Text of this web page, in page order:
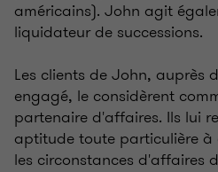
américains). John agit
liquidateur de successions.
Les clients de John, auprès
engagé, le considèrent
partenaire d'affaires. Ils lui
aptitude toute particulière
les circonstances d'affaires